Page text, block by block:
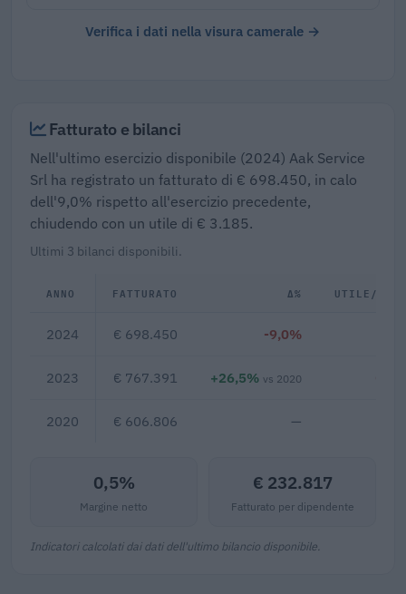
Verifica i dati nella visura camerale →
Fatturato e bilanci
Nell'ultimo esercizio disponibile (2024) Aak Service
Srl ha registrato un fatturato di € 698.450, in calo
dell'9,0% rispetto all'esercizio precedente,
chiudendo con un utile di € 3.185.
Ultimi 3 bilanci disponibili.
ANNO FATTURATO Δ% UTILE/
2024 € 698.450 -9,0%
2023 € 767.391 +26,5% vs 2020
2020 € 606.806 —
0,5%
Margine netto
€ 232.817
Fatturato per dipendente
Indicatori calcolati dai dati dell'ultimo bilancio disponibile.